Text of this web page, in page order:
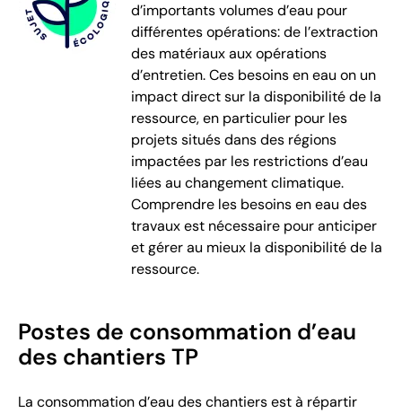
d’importants volumes d’eau pour
différentes opérations: de l’extraction
des matériaux aux opérations
d’entretien. Ces besoins en eau on un
impact direct sur la disponibilité de la
ressource, en particulier pour les
projets situés dans des régions
impactées par les restrictions d’eau
liées au changement climatique.
Comprendre les besoins en eau des
travaux est nécessaire pour anticiper
et gérer au mieux la disponibilité de la
ressource.
Postes de consommation d’eau
des chantiers TP
La consommation d’eau des chantiers est à répartir